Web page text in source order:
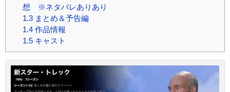
想 ※ネタバレありあり
1.3まとめ＆予告編
1.4作品情報
1.5キャスト